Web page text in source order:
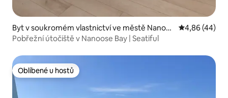
Byt v soukromém vlastnictví ve městě Nanoos
e Bay
Průměrné
4,86 (44)
Pobřežní útočiště v Nanoose Bay | Seatiful
Oblíbené u hostů
Oblíbené u hostů